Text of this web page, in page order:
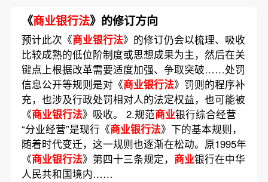
《商业银行法》的修订方向
预计此次《商业银行法》的修订仍会以梳理、吸收
比较成熟的低位阶制度或思想成果为主，然后在关
键点上根据改革需要适度加强、争取突破……处罚
信息公开等规则是对《商业银行法》罚则的程序补
充，也涉及行政处罚相对人的法定权益，也可能被
《商业银行法》吸收。 2.规范商业银行综合经营
“分业经营”是现行《商业银行法》下的基本规则，
随着时代变迁，这一规则也逐渐在松动。原1995年
《商业银行法》第四十三条规定， 商业银行在中华
人民共和国境内……